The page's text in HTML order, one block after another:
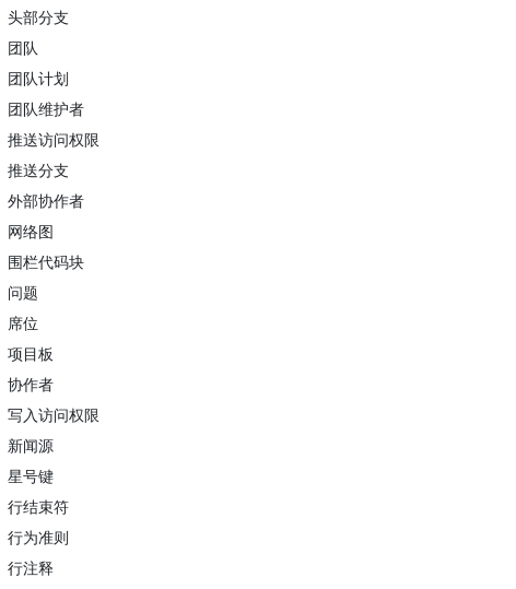
头部分支
团队
团队计划
团队维护者
推送访问权限
推送分支
外部协作者
网络图
围栏代码块
问题
席位
项目板
协作者
写入访问权限
新闻源
星号键
行结束符
行为准则
行注释